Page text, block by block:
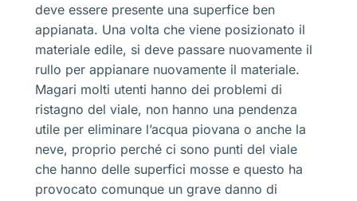
deve essere presente una superfice ben
appianata. Una volta che viene posizionato il
materiale edile, si deve passare nuovamente il
rullo per appianare nuovamente il materiale.
Magari molti utenti hanno dei problemi di
ristagno del viale, non hanno una pendenza
utile per eliminare l’acqua piovana o anche la
neve, proprio perché ci sono punti del viale
che hanno delle superfici mosse e questo ha
provocato comunque un grave danno di